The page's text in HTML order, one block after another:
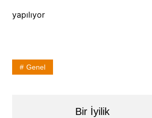
yapılıyor
Genel
Bir İyilik